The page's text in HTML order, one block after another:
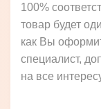
100%
товар будет
как Вы
специалист,
на все